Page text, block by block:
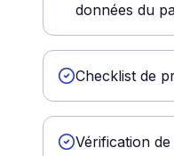
données du
Checklist de
Vérification